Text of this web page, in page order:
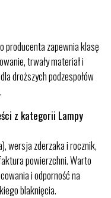
producenta zapewnia klasę
trwały materiał i
droższych podzespołów
z kategorii Lampy
wersja zderzaka i rocznik,
powierzchni. Warto
i odporność na
blaknięcia.